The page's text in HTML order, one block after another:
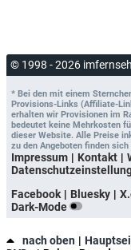
© 1998 - 2026
* Bei den mit einem
Provisions-Links (Affiliate-
erhalten wir Provisionen im
bedeutet keine Mehrkosten
dieser Website. Alle Preise
zu den Angeboten finden
Impressum Kontakt
Facebook
Bluesky
Dark-Mode
nach oben